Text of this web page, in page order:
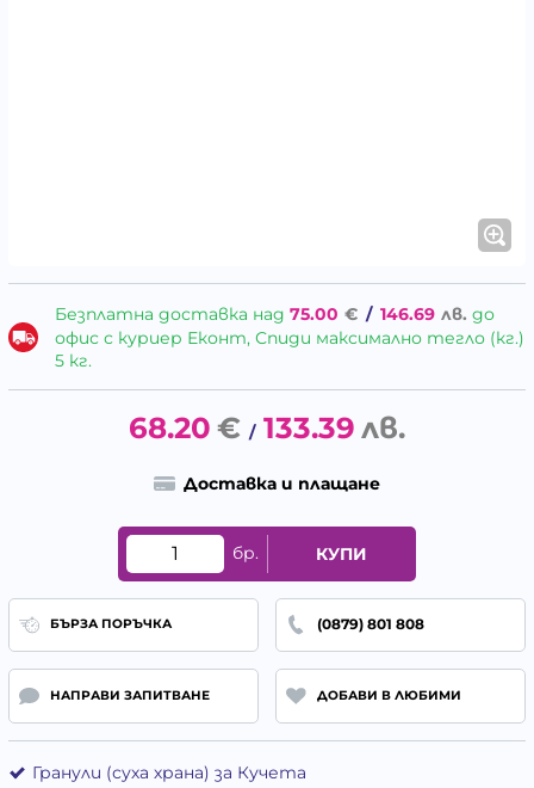
Безплатна доставка над 75.00 € / 146.69 лв. до
офис с куриер Еконт, Спиди максимално тегло (кг.)
5 кг.
68.20 € / 133.39 лв.
Доставка и плащане
бр. КУПИ
БЪРЗА ПОРЪЧКА (0879) 801 808
НАПРАВИ ЗАПИТВАНЕ ДОБАВИ В ЛЮБИМИ
Гранули (суха храна) за Кучета